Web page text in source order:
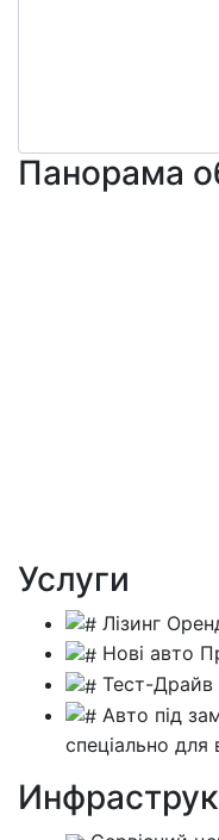
Панорама
Услуги
Лізинг
Нові авто
Тест-Драйв
Авто під
спеціально для